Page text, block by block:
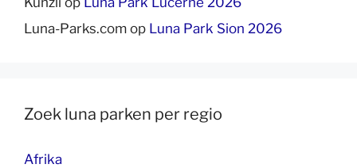
Luna-Parks.com op Luna Park Sion 2026
Zoek luna parken per regio
Afrika